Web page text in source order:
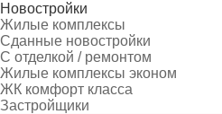
Новостройки
Жилые комплексы
Сданные новостройки
С отделкой / ремонтом
Жилые комплексы эконом
ЖК комфорт класса
Застройщики